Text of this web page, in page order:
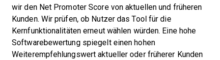
wir den Net Promoter Score von aktuellen und früheren
Kunden. Wir prüfen, ob Nutzer das Tool für die
Kernfunktionalitäten erneut wählen würden. Eine hohe
Softwarebewertung spiegelt einen hohen
Weiterempfehlungswert aktueller oder früherer Kunden